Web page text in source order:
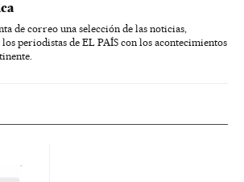
de correo una selección de las noticias,
periodistas de EL PAÍS con los acontecimientos